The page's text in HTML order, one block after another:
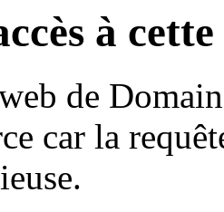
à
de
car la